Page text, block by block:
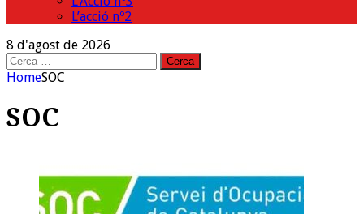
L’acció nº2
8 d'agost de 2026
Cerca:
HomeSOC
SOC